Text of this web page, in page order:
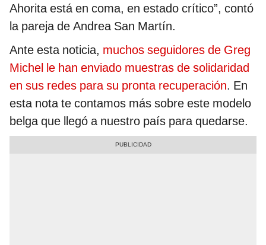
Ahorita está en coma, en estado crítico”, contó
la pareja de Andrea San Martín.
Ante esta noticia, muchos seguidores de Greg
Michel le han enviado muestras de solidaridad
en sus redes para su pronta recuperación. En
esta nota te contamos más sobre este modelo
belga que llegó a nuestro país para quedarse.